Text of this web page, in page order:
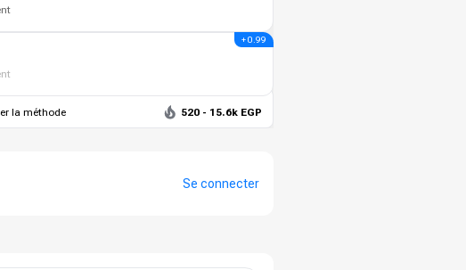
+ 0.99
la méthode 520 - 15.6k EGP
Se connecter